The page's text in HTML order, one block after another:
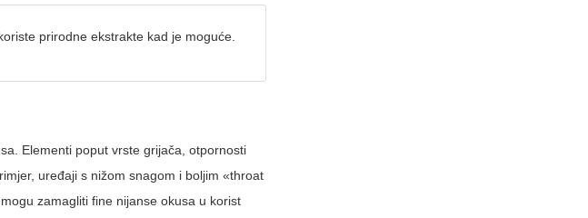
prirodne ekstrakte kad je moguće.
Elementi poput vrste grijača, otpornosti
uređaji s nižom snagom i boljim «throat
zamagliti fine nijanse okusa u korist